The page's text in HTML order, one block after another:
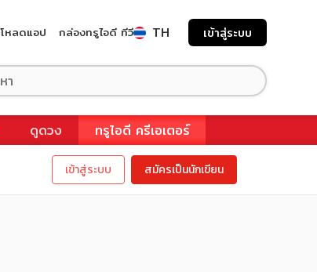
โหลดแอป กล่องทรูไอดี ทีวี TH เข้าสู่ระบบ
ดูดวง ทรูไอดี ครีเอเตอร์
เข้าสู่ระบบ สมัครเป็นนักเขียน